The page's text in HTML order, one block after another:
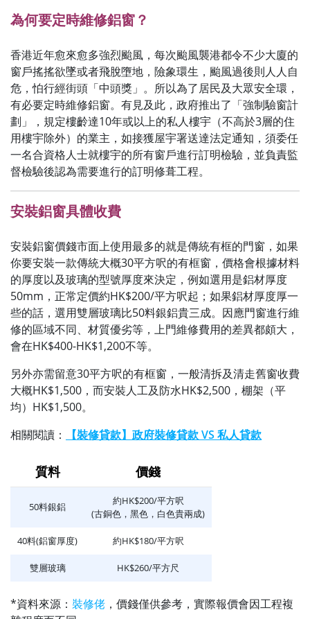
為何要定時維修鋁窗？
香港近年愈來愈多強烈颱風，每次颱風襲港都令不少大廈的
窗戶搖搖欲墜或者飛脫墮地，險象環生，颱風過後則人人自
危，怕行經街頭「中頭獎」。所以為了居民及大眾安全環，
有必要定時維修鋁窗。有見及此，政府推出了「強制驗窗計
劃」，規定樓齡達10年或以上的私人樓宇（不高於3層的住
用樓宇除外）的業主，如接獲屋宇署送達法定通知，須委任
一名合資格人士就樓宇的所有窗戶進行訂明檢驗，並負責監
督檢驗後認為需要進行的訂明修葺工程。
安裝鋁窗具體收費
安裝鋁窗價錢市面上使用最多的就是傳統有框的門窗，如果
你要安裝一款傳統大概30平方呎的有框窗，價格會根據材料
的厚度以及玻璃的型號厚度來決定，例如選用是鋁材厚度
50mm，正常定價約HK$200/平方呎起；如果鋁材厚度厚一
些的話，選用雙層玻璃比50料銀鋁貴三成。因應門窗進行維
修的區域不同、材質優劣等，上門維修費用的差異都頗大，
會在HK$400-HK$1,200不等。
另外亦需留意30平方呎的有框窗，一般清拆及清走舊窗收費
大概HK$1,500，而安裝人工及防水HK$2,500，棚架（平
均）HK$1,500。
相關閱讀：
【裝修貸款】政府裝修貸款 VS 私人貸款
質料 價錢
50料銀鋁
約HK$200/平方呎
(古銅色，黑色，白色貴兩成)
40料(鋁窗厚度) 約HK$180/平方呎
雙層玻璃 HK$260/平方尺
*資料來源： 裝修佬 ，價錢僅供參考，實際報價會因工程複